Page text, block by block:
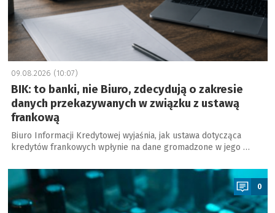
09.08.2026 (10:07)
BIK: to banki, nie Biuro, zdecydują o zakresie
danych przekazywanych w związku z ustawą
frankową
Biuro Informacji Kredytowej wyjaśnia, jak ustawa dotycząca
kredytów frankowych wpłynie na dane gromadzone w jego …
a
0